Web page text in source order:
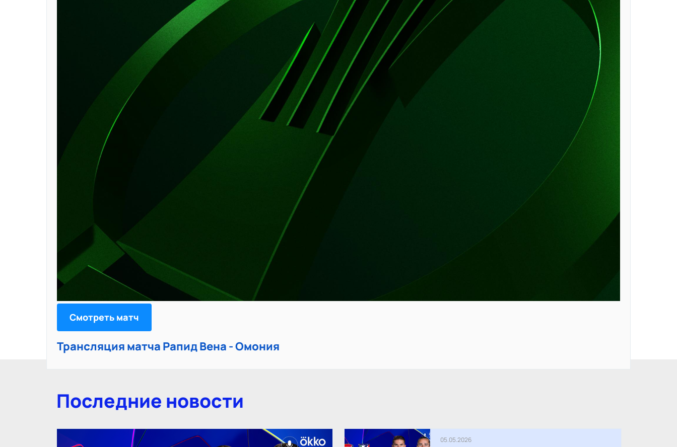
Смотреть матч
Трансляция матча Рапид Вена - Омония
Последние новости
05.05.2026